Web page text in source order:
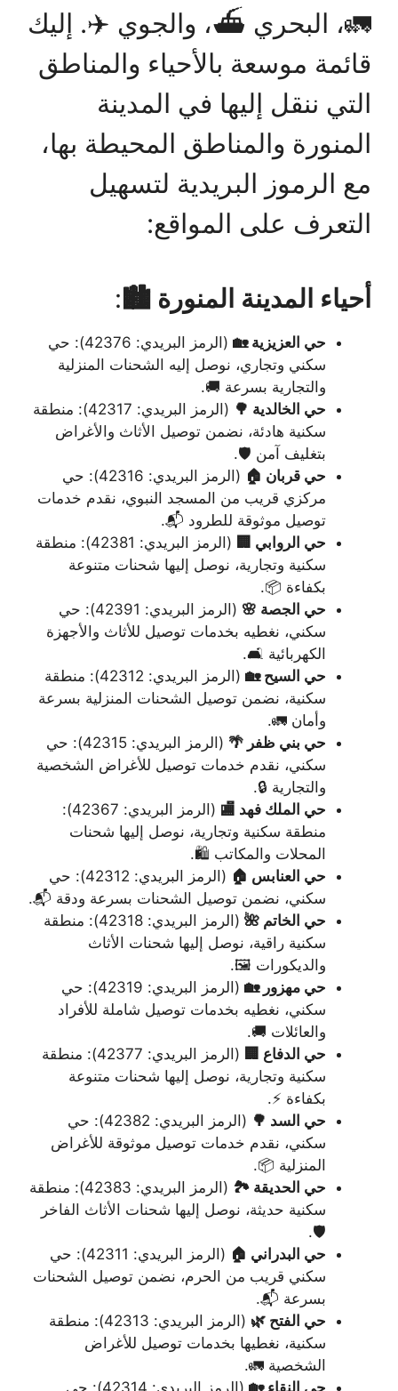
🚛، البحري ⛴️، والجوي ✈️. إليك
قائمة موسعة بالأحياء والمناطق
التي ننقل إليها في المدينة
المنورة والمناطق المحيطة بها،
مع الرموز البريدية لتسهيل
التعرف على المواقع:
أحياء المدينة المنورة 🏙️:
حي العزيزية 🏡
(الرمز البريدي: 42376): حي
سكني وتجاري، نوصل إليه الشحنات المنزلية
والتجارية بسرعة 🚚.
حي الخالدية 🌳
(الرمز البريدي: 42317): منطقة
سكنية هادئة، نضمن توصيل الأثاث والأغراض
بتغليف آمن 🛡️.
حي قربان 🏠
(الرمز البريدي: 42316): حي
مركزي قريب من المسجد النبوي، نقدم خدمات
توصيل موثوقة للطرود 📬.
حي الروابي 🏢
(الرمز البريدي: 42381): منطقة
سكنية وتجارية، نوصل إليها شحنات متنوعة
بكفاءة 📦.
حي الجصة 🌸
(الرمز البريدي: 42391): حي
سكني، نغطيه بخدمات توصيل للأثاث والأجهزة
الكهربائية 🛋️.
حي السيح 🏡
(الرمز البريدي: 42312): منطقة
سكنية، نضمن توصيل الشحنات المنزلية بسرعة
وأمان 🚛.
حي بني ظفر 🌴
(الرمز البريدي: 42315): حي
سكني، نقدم خدمات توصيل للأغراض الشخصية
والتجارية 🔒.
حي الملك فهد 🏬
(الرمز البريدي: 42367):
منطقة سكنية وتجارية، نوصل إليها شحنات
المحلات والمكاتب 🛍️.
حي العنابس 🏠
(الرمز البريدي: 42312): حي
سكني، نضمن توصيل الشحنات بسرعة ودقة 📬.
حي الخاتم 🌺
(الرمز البريدي: 42318): منطقة
سكنية راقية، نوصل إليها شحنات الأثاث
والديكورات 🖼️.
حي مهزور 🏡
(الرمز البريدي: 42319): حي
سكني، نغطيه بخدمات توصيل شاملة للأفراد
والعائلات 🚚.
حي الدفاع 🏢
(الرمز البريدي: 42377): منطقة
سكنية وتجارية، نوصل إليها شحنات متنوعة
بكفاءة ⚡.
حي السد 🌳
(الرمز البريدي: 42382): حي
سكني، نقدم خدمات توصيل موثوقة للأغراض
المنزلية 📦.
حي الحديقة 🏞️
(الرمز البريدي: 42383): منطقة
سكنية حديثة، نوصل إليها شحنات الأثاث الفاخر
🛡️.
حي البدراني 🏠
(الرمز البريدي: 42311): حي
سكني قريب من الحرم، نضمن توصيل الشحنات
بسرعة 📬.
حي الفتح 🌿
(الرمز البريدي: 42313): منطقة
سكنية، نغطيها بخدمات توصيل للأغراض
الشخصية 🚛.
حي النقاء 🏡
(الرمز البريدي: 42314): حي